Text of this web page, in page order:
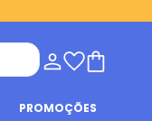
PROMOÇÕES